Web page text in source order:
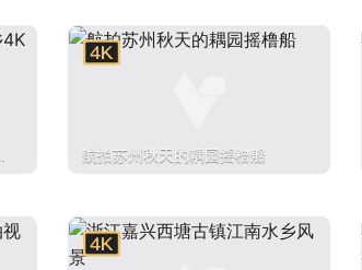
航拍苏州秋天的耦园摇橹船